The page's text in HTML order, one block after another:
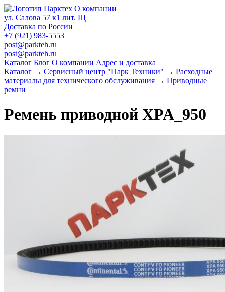
О компании
ул. Салова 57 к1 лит. Щ
Доставка по России
+7 (921) 983-5553
post@parkteh.ru
post@parkteh.ru
Каталог Блог О компании Адрес и доставка
Каталог → Сервисный центр "Парк Техники" → Расходные
материалы для технического обслуживания → Приводные
ремни
Ремень приводной XPA_950